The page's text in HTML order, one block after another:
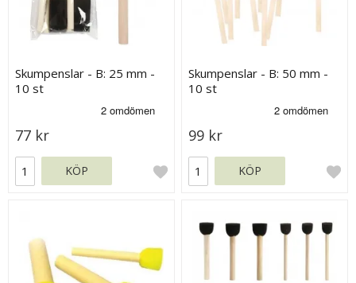
Skumpenslar - B: 25 mm -
10 st
77 kr
KÖP
Skumpenslar - B: 50 mm -
10 st
99 kr
KÖP